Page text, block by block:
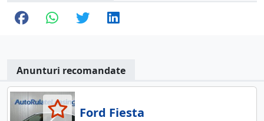
Anunturi recomandate
Ford Fiesta